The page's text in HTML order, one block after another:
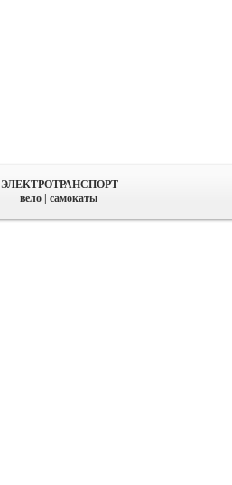
ЭЛЕКТРОТРАНСПОРТ
вело | самокаты